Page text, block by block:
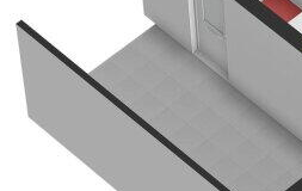
ALS JE BINNENKOMT
Eenmaal binnen word je
toegang biedt tot de
de leefruimtes. Praktisch
beschikt tevens over een
glasvezelnetwerk, zodat snel
handbereik is.